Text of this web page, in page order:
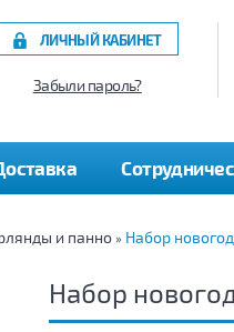
ЛИЧНЫЙ КАБИНЕТ
Забыли пароль?
и панно » Набор
Набор